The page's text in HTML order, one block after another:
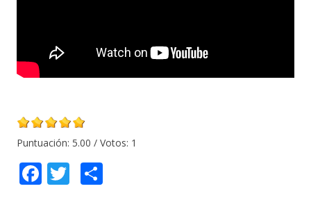
Puntuación: 5.00 / Votos: 1
F T